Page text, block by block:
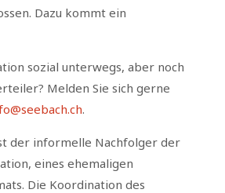
Dazu kommt ein
sozial unterwegs, aber noch
Melden Sie sich gerne
.
der informelle Nachfolger der
eines ehemaligen
Die Koordination des